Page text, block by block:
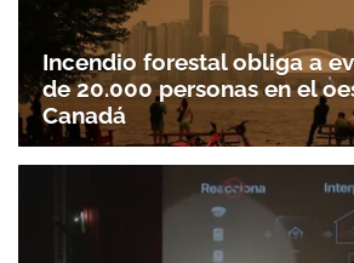
Incendio forestal obliga a
de 20.000 personas en el
Canadá